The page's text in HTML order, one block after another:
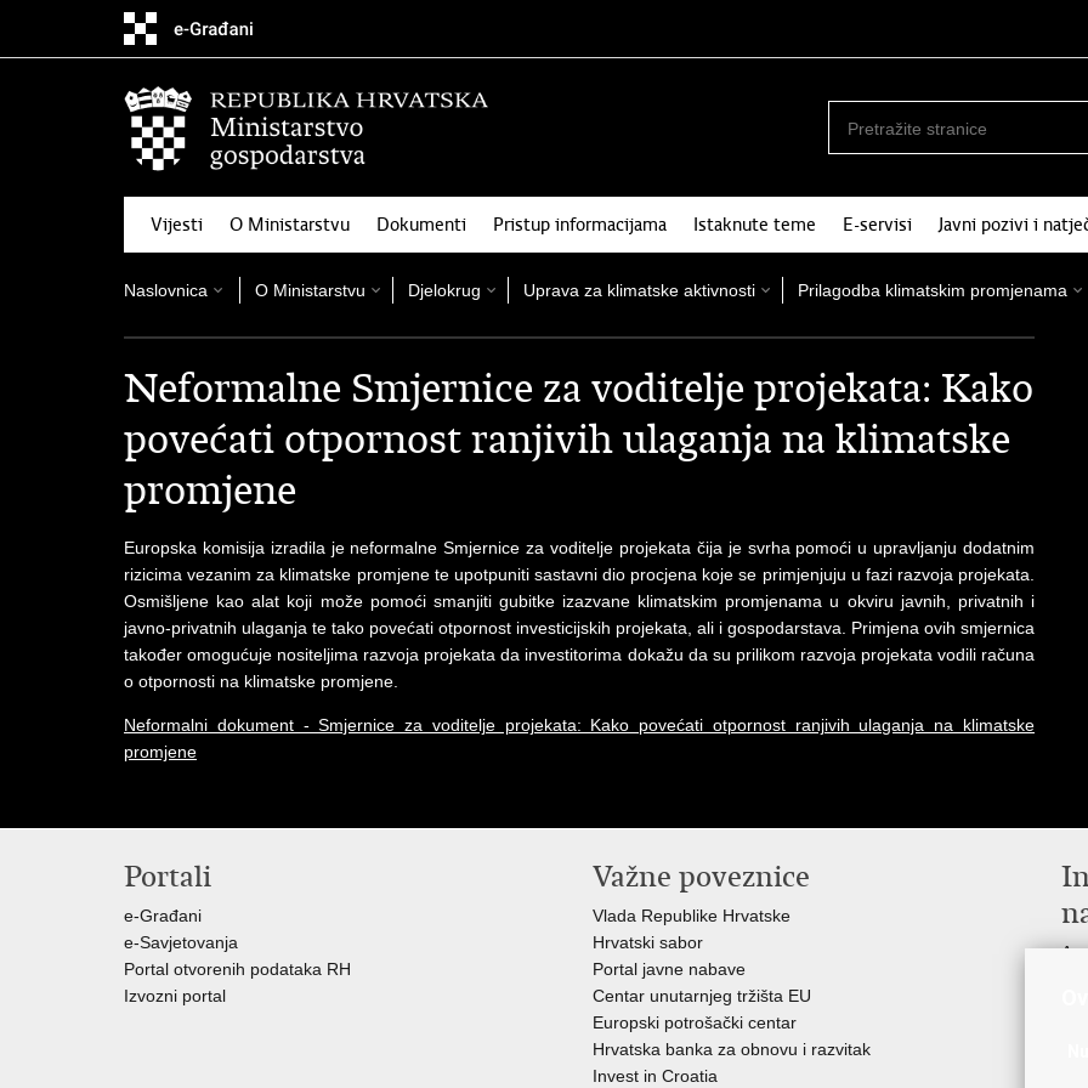
glavni
Vijesti O Ministarstvu Dokumenti Pristup informacijama Istaknute teme E-servisi Javni pozivi i
Naslovnica O Ministarstvu Djelokrug Uprava za klimatske aktivnosti Prilagodba klimatskim promjenama
Neformalne Smjernice za voditelje projekata: Kako
povećati otpornost ranjivih ulaganja na klimatske
promjene
Europska komisija izradila je neformalne Smjernice za voditelje projekata čija je svrha pomoći u upravljanju dodatnim
rizicima vezanim za klimatske promjene te upotpuniti sastavni dio procjena koje se primjenjuju u fazi razvoja projekata.
Osmišljene kao alat koji može pomoći smanjiti gubitke izazvane klimatskim promjenama u okviru javnih, privatnih i
javno-privatnih ulaganja te tako povećati otpornost investicijskih projekata, ali i gospodarstava. Primjena ovih smjernica
također omogućuje nositeljima razvoja projekata da investitorima dokažu da su prilikom razvoja projekata vodili računa
o otpornosti na klimatske promjene.
Neformalni dokument - Smjernice za voditelje projekata: Kako povećati otpornost ranjivih ulaganja na klimatske
promjene
Portali
e-Građani
e-Savjetovanja
Portal otvorenih podataka RH
Izvozni portal
Važne poveznice
Vlada Republike Hrvatske
Hrvatski sabor
Portal javne nabave
Centar unutarnjeg tržišta EU
Europski potrošački centar
Hrvatska banka za obnovu i razvitak
Invest in Croatia